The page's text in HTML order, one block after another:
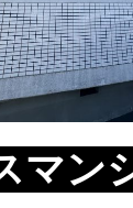
マン